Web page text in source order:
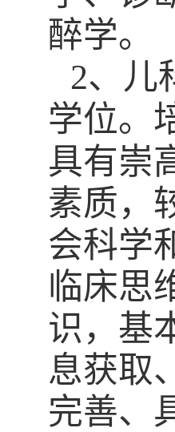
醉学。
2、儿
学位。
具有崇
素质，
会科学
临床思
识，基
息获取
完善、